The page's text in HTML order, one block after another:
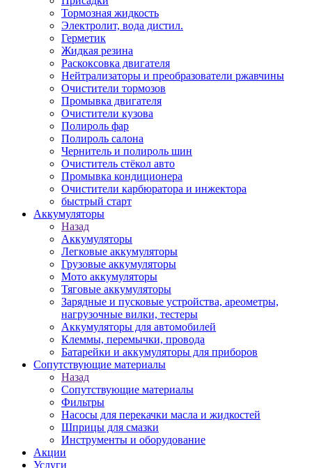
Тормозная жидкость
Электролит, вода дистил.
Герметик
Жидкая резина
Раскоксовка двигателя
Нейтрализаторы и преобразователи ржавчины
Очистители тормозов
Промывка двигателя
Очистители кузова
Полироль фар
Полироль салона
Чернитель и полироль шин
Очиститель стёкол авто
Промывка кондиционера
Очистители карбюратора и инжектора
быстрый старт
Аккумуляторы
Назад
Аккумуляторы
Легковые аккумуляторы
Грузовые аккумуляторы
Мото аккумуляторы
Тяговые аккумуляторы
Зарядные и пусковые устройства, ареометры,
нагрузочные вилки, тестеры
Аккумуляторы для автомобилей
Клеммы, перемычки, провода
Батарейки и аккумуляторы для приборов
Сопутствующие материалы
Назад
Сопутствующие материалы
Фильтры
Насосы для перекачки масла и жидкостей
Шприцы для смазки
Инструменты и оборудование
Акции
Услуги